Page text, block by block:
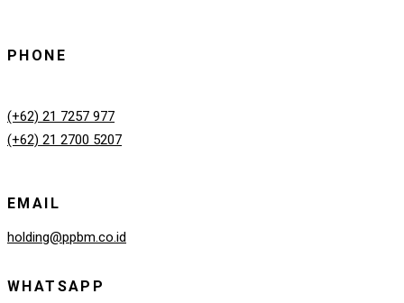
PHONE
(+62) 21 7257 977
(+62) 21 2700 5207
EMAIL
holding@ppbm.co.id
WHATSAPP